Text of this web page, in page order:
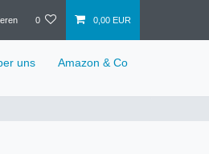
0 0,00 EUR
uns Amazon & Co